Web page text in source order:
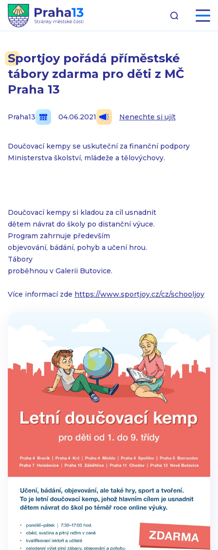
Sportjoy pořádá příměstské
tábory zdarma pro děti z MČ
Praha 13
Praha13 04.06.2021 Nenechte si ujít
Doučovací kempy se uskuteční za finanční podpory
Ministerstva školství, mládeže a tělovýchovy.
Doučovací kempy si kladou za cíl usnadnit
dětem návrat do školy po distanční výuce.
Program zahrnuje především
objevování, bádání, pohyb a učení hrou.
Tábory
proběhnou v Galerii Butovice.
Více informací zde https://www.sportjoy.cz/cz/schooljoy